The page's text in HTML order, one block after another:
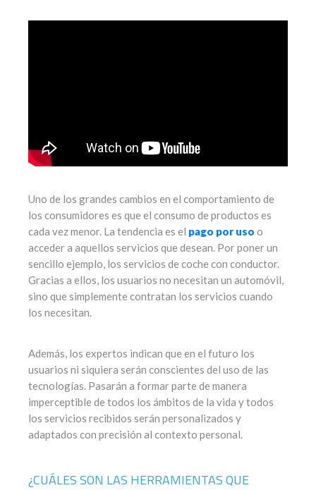
Uno de los grandes cambios en el comportamiento de
los consumidores es que el consumo de productos es
cada vez menor. La tendencia es el pago por uso o
acceder a aquellos servicios que desean. Por poner un
sencillo ejemplo, los servicios de coche con conductor.
Gracias a ellos, los usuarios no necesitan un automóvil,
sino que simplemente contratan los servicios cuando
los necesitan.
Además, los expertos indican que en el futuro los
usuarios ni siquiera serán conscientes del uso de las
tecnologías. Pasarán a formar parte de manera
imperceptible de todos los ámbitos de la vida y todos
los servicios recibidos serán personalizados y
adaptados con precisión al contexto personal.
¿CUÁLES SON LAS HERRAMIENTAS QUE